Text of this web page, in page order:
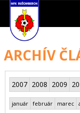
ARCHÍV
2007 2008 2009
január február marec